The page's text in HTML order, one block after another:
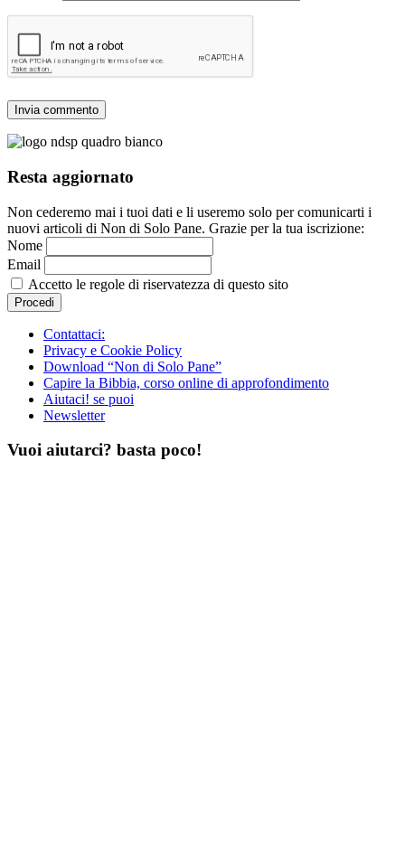
Resta aggiornato
Non cederemo mai i tuoi dati e li useremo solo per comunicarti i
nuovi articoli di Non di Solo Pane. Grazie per la tua iscrizione:
Nome
Email
Accetto le regole di riservatezza di questo sito
Contattaci:
Privacy e Cookie Policy
Download “Non di Solo Pane”
Capire la Bibbia, corso online di approfondimento
Aiutaci! se puoi
Newsletter
Vuoi aiutarci? basta poco!